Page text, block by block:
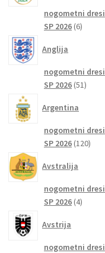
nogometni dresi
SP 2026 66
Anglija
nogometni dresi
SP 2026 5151
Argentina
nogometni dresi
SP 2026 120120
Avstralija
nogometni dresi
SP 2026 44
Avstrija
nogometni dresi